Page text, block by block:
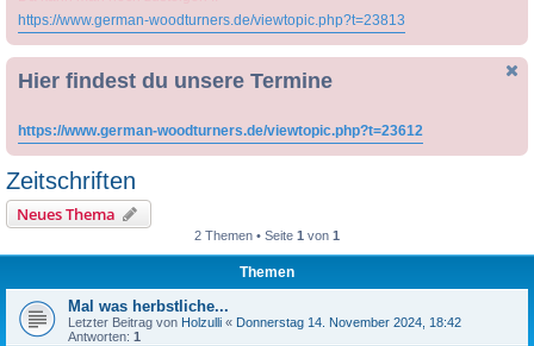
https://www.german-woodturners.de/viewtopic.php?t=23813
Hier findest du unsere Termine
https://www.german-woodturners.de/viewtopic.php?t=23612
Zeitschriften
Neues Thema
2 Themen • Seite 1 von 1
Themen
Mal was herbstliche...
Letzter Beitrag von Holzulli « Donnerstag 14. November 2024, 18:42
Antworten: 1